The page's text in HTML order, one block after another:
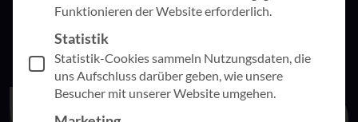
etabliert.
Zum Beitrag
Funktionieren der Website erforderlich.
Statistik
Statistik-Cookies sammeln Nutzungsdaten, die
uns Aufschluss darüber geben, wie unsere
Besucher mit unserer Website umgehen.